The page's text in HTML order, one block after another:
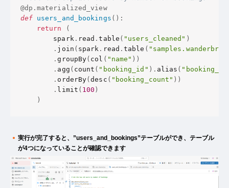
@dp . materialized_view
def
users_and_bookings ( ) :
return
(
        spark
. read .table ( "users_cleaned" )
. join ( spark . read .table (
.groupBy( col ( "name" ) )
. agg ( count ( "booking_id" ) . alias (
. orderBy(desc ( "booking_count" ) )
. limit ( 100 )
)
実行が完了すると、”users_and_bookings”テーブルができ、テーブル
が4つになっていることが確認できます